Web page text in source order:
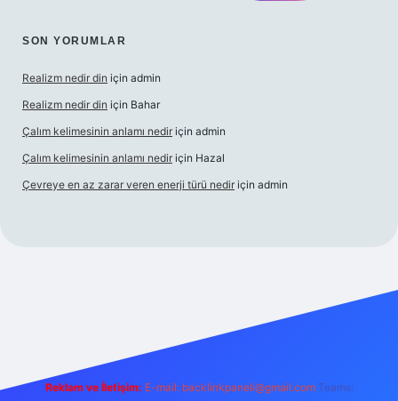
SON YORUMLAR
Realizm nedir din için admin
Realizm nedir din için Bahar
Çalım kelimesinin anlamı nedir için admin
Çalım kelimesinin anlamı nedir için Hazal
Çevreye en az zarar veren enerji türü nedir için admin
Reklam ve İletişim: E-mail: backlinkpaneli@gmail.com Teams: